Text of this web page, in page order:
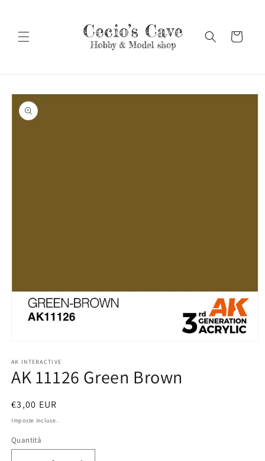
Carrello
Passa alle
informazioni
sul prodotto
multimediali
1
in
AK INTERACTIVE
AK 11126 Green Brown
Prezzo
di
€3,00 EUR
Imposte incluse.
Quantità